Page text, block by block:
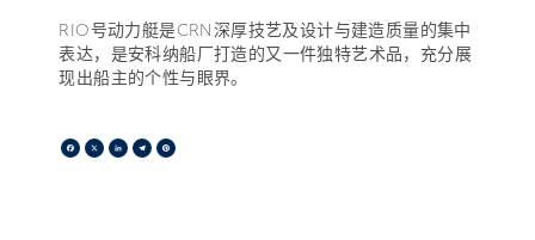
RIO号动力艇是CRN深厚技艺及设计与建造质量的集中
表达，是安科纳船厂打造的又一件独特艺术品，充分展
现出船主的个性与眼界。
Facebook
X LinkedIn
Telegram